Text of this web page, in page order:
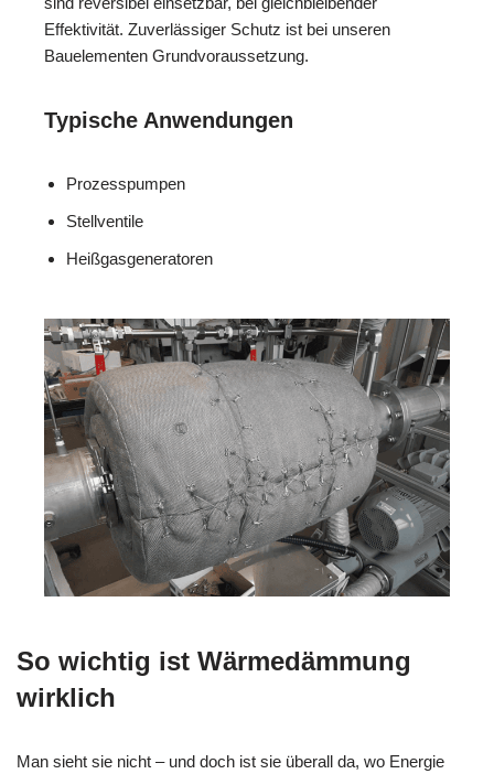
Effektivität. Zuverlässiger Schutz ist bei unseren
Bauelementen Grundvoraussetzung.
Typische Anwendungen
Prozesspumpen
Stellventile
Heißgasgeneratoren
So wichtig ist Wärmedämmung
wirklich
Man sieht sie nicht – und doch ist sie überall da, wo Energie